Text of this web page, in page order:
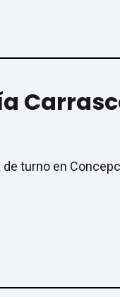
turno en